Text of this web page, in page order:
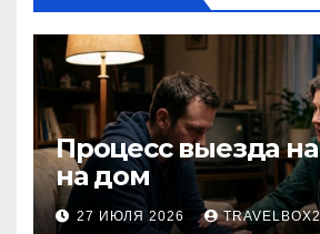
Процесс выезда
на дом
27 ИЮЛЯ 2026